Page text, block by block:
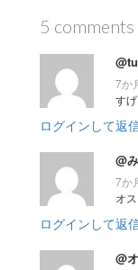
5 comments
7か
す
ログインして返
@
7か
オ
ログインして返
@